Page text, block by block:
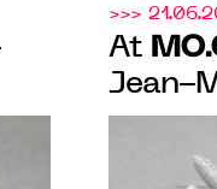
>>>
At
Jean-